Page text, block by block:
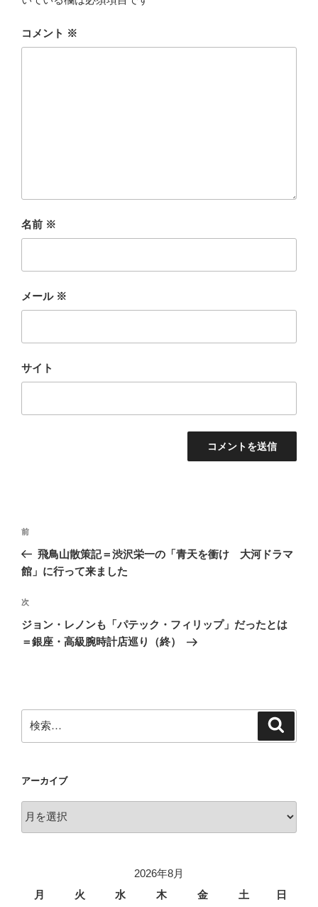
コメント ※
名前 ※
メール ※
サイト
投
ナ
ゲ
ー
シ
前
の
投
前
飛鳥山散策記＝渋沢栄一の「青天を衝け 大河ドラマ
館」に行って来ました
次
の
次
ジョン・レノンも「パテック・フィリップ」だったとは
＝銀座・高級腕時計店巡り（終）
索:
アーカイブ
ー
2026年8月
月
火 水 木 金 土 日